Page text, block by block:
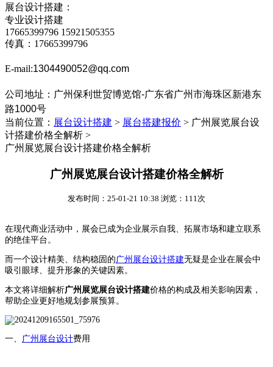
展台设计搭建：
专业设计搭建
17665399796 15921505355
传真：17665399796
E-mail:1304490052@qq.com
公司地址： ‌广州保利世贸博览馆-广东省广州市海珠区新港东
路1000号
当前位置： 展台设计搭建 > 展台搭建报价 > 广州展览展台设
计搭建价格全解析 >
广州展览展台设计搭建价格全解析
广州展览展台设计搭建价格全解析
发布时间：25-01-21 10:38 浏览：111次
在现代商业活动中，展会已成为企业展示自我、拓展市场和建立联系
的绝佳平台。
而一个设计精美、结构稳固的广州展台设计搭建无疑是企业在展会中
吸引眼球、提升形象的关键因素。
本文将详细解析广州展览展台设计搭建价格的构成及相关影响因素，
帮助企业更好地规划参展预算。
一、 广州展台设计费用